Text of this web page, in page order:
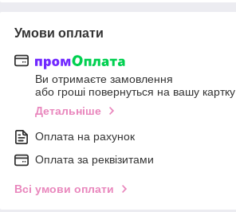
Умови оплати
Ви отримаєте замовлення
або гроші повернуться на вашу картку
Детальніше
Оплата на рахунок
Оплата за реквізитами
Всі умови оплати